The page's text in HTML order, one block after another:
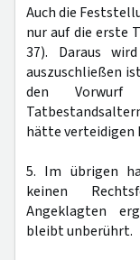
Auch die
nur auf die erste
37). Daraus
auszuschließen
den
hätte verteidigen
5. Im übrigen
keinen
Angeklagten
bleibt unberührt.